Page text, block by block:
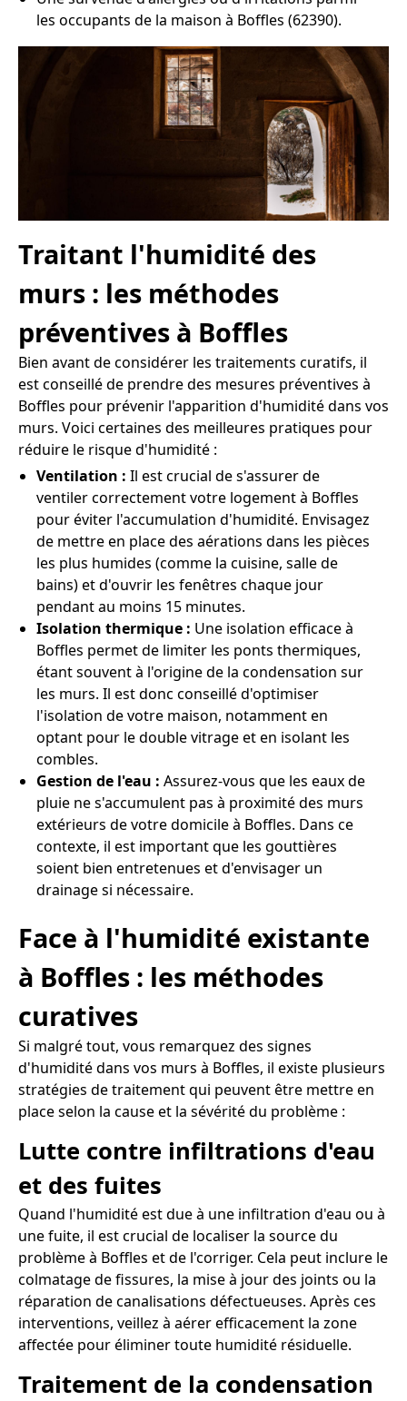
les occupants de la maison à Boffles (62390).
Traitant l'humidité des
murs : les méthodes
préventives à Boffles
Bien avant de considérer les traitements curatifs, il
est conseillé de prendre des mesures préventives à
Boffles pour prévenir l'apparition d'humidité dans vos
murs. Voici certaines des meilleures pratiques pour
réduire le risque d'humidité :
Ventilation : Il est crucial de s'assurer de
ventiler correctement votre logement à Boffles
pour éviter l'accumulation d'humidité. Envisagez
de mettre en place des aérations dans les pièces
les plus humides (comme la cuisine, salle de
bains) et d'ouvrir les fenêtres chaque jour
pendant au moins 15 minutes.
Isolation thermique : Une isolation efficace à
Boffles permet de limiter les ponts thermiques,
étant souvent à l'origine de la condensation sur
les murs. Il est donc conseillé d'optimiser
l'isolation de votre maison, notamment en
optant pour le double vitrage et en isolant les
combles.
Gestion de l'eau : Assurez-vous que les eaux de
pluie ne s'accumulent pas à proximité des murs
extérieurs de votre domicile à Boffles. Dans ce
contexte, il est important que les gouttières
soient bien entretenues et d'envisager un
drainage si nécessaire.
Face à l'humidité existante
à Boffles : les méthodes
curatives
Si malgré tout, vous remarquez des signes
d'humidité dans vos murs à Boffles, il existe plusieurs
stratégies de traitement qui peuvent être mettre en
place selon la cause et la sévérité du problème :
Lutte contre infiltrations d'eau
et des fuites
Quand l'humidité est due à une infiltration d'eau ou à
une fuite, il est crucial de localiser la source du
problème à Boffles et de l'corriger. Cela peut inclure le
colmatage de fissures, la mise à jour des joints ou la
réparation de canalisations défectueuses. Après ces
interventions, veillez à aérer efficacement la zone
affectée pour éliminer toute humidité résiduelle.
Traitement de la condensation